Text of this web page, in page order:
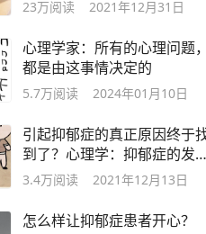
23万阅读 2021年12月31日
心理学家：所有的心理问题，
都是由这事情决定的
5.7万阅读 2024年01月10日
引起抑郁症的真正原因终于
到了？心理学：抑郁症的发展
演化史
3.4万阅读 2021年12月13日
怎么样让抑郁症患者开心？